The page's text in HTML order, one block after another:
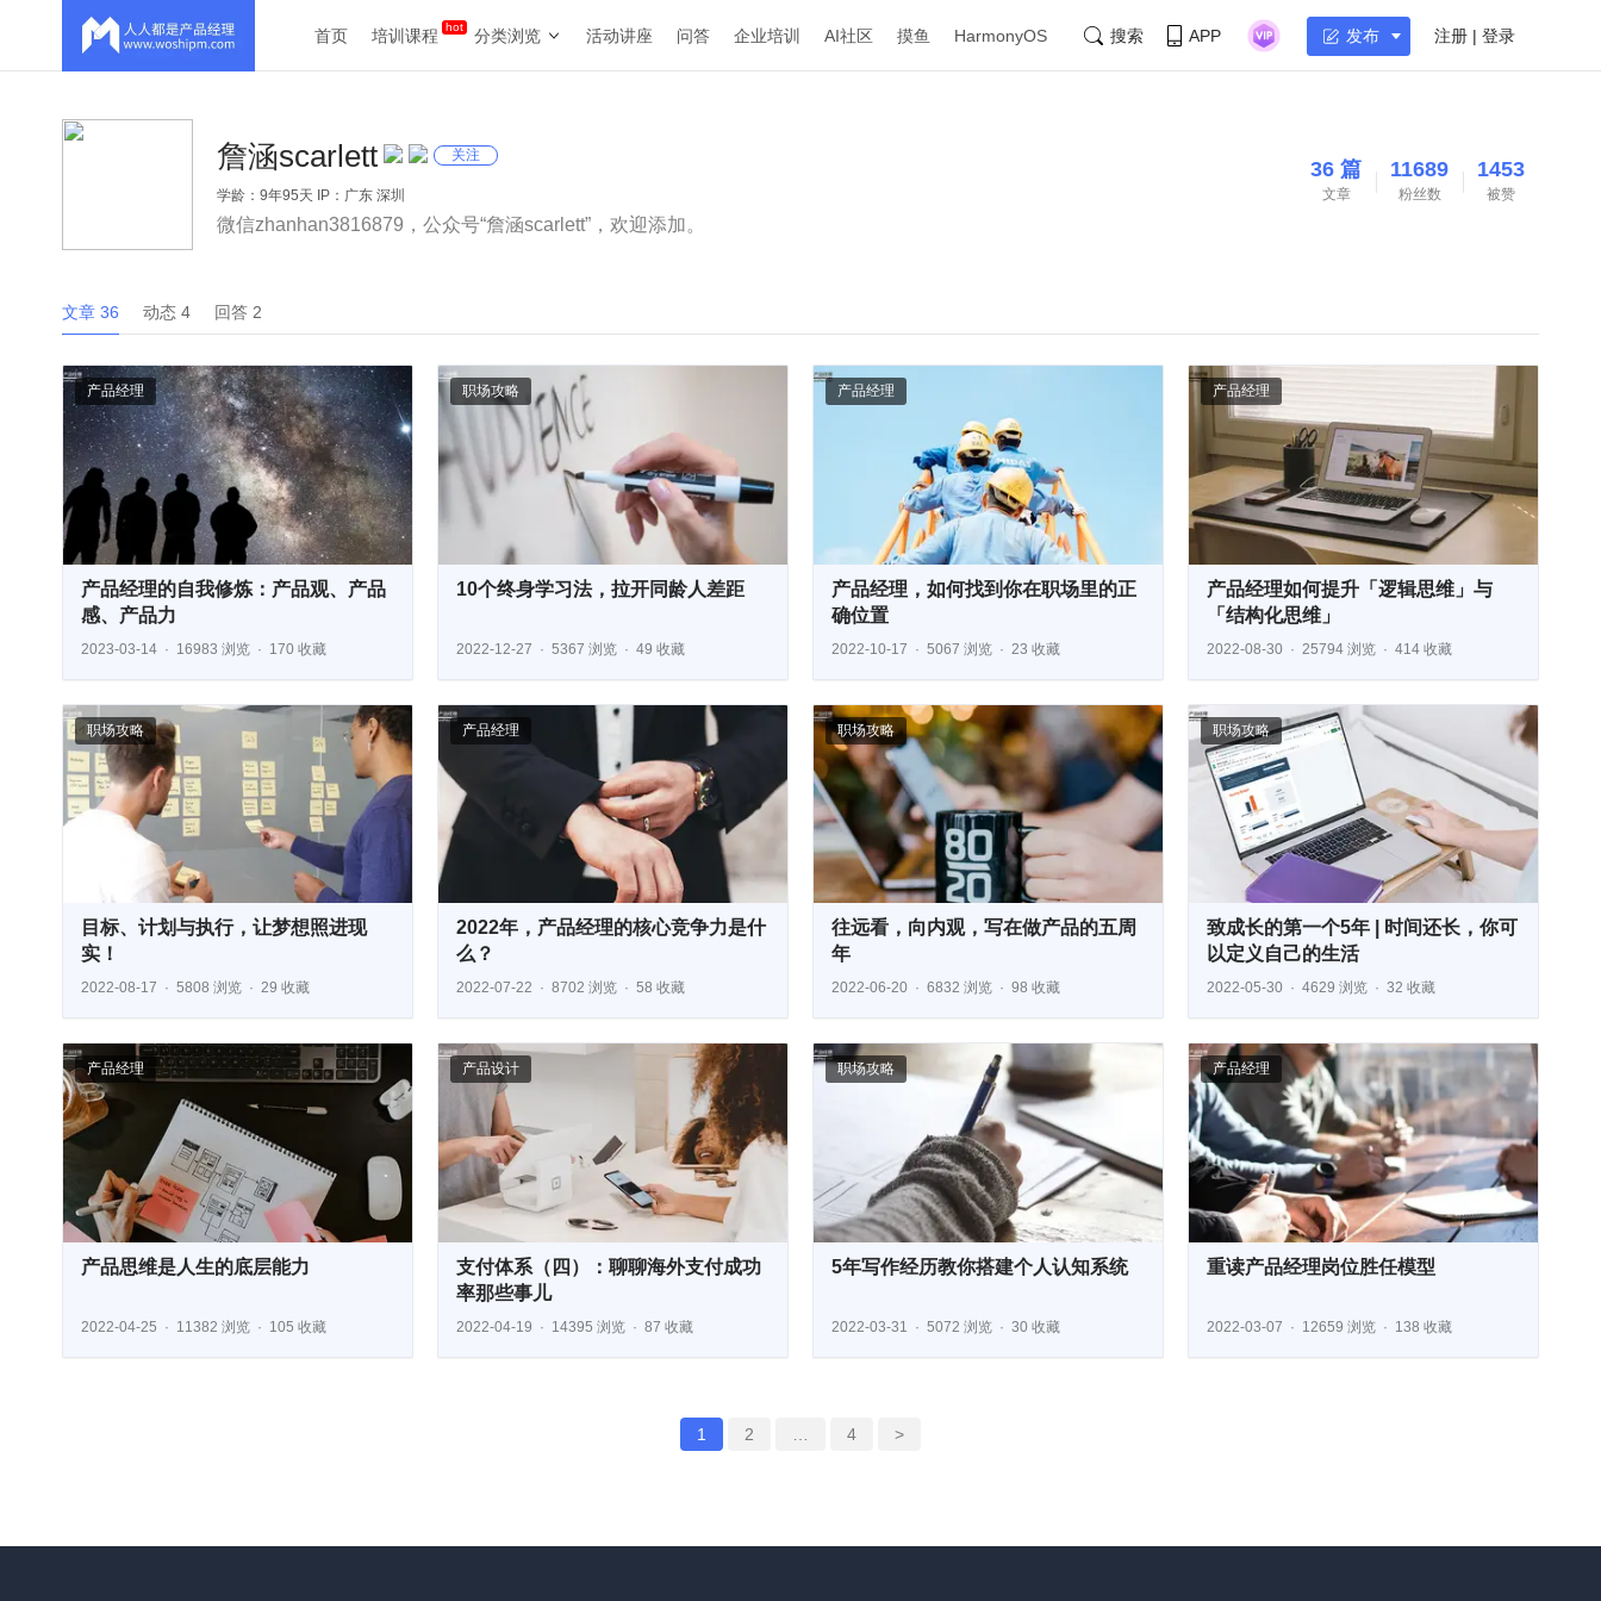
首页 培训课程 分类浏览 活动讲座 问答 企业培训 AI社区 摸鱼 HarmonyOS 搜索 APP 发布 注册 | 登录
詹涵scarlett 关注
学龄：9年95天 IP：广东 深圳
微信zhanhan3816879，公众号“詹涵scarlett”，欢迎添加。
36 篇
文章
11689
粉丝数
1453
被赞
文章 36 动态 4 回答 2
产品经理
产品经理的自我修炼：产品观、产品
感、产品力
2023-03-14 16983 浏览 170 收藏
职场攻略
10个终身学习法，拉开同龄人差距
2022-12-27 5367 浏览 49 收藏
产品经理
产品经理，如何找到你在职场里的正
确位置
2022-10-17 5067 浏览 23 收藏
产品经理
产品经理如何提升「逻辑思维」与
「结构化思维」
2022-08-30 25794 浏览 414 收藏
职场攻略
目标、计划与执行，让梦想照进现
实！
2022-08-17 5808 浏览 29 收藏
产品经理
2022年，产品经理的核心竞争力是什
么？
2022-07-22 8702 浏览 58 收藏
职场攻略
往远看，向内观，写在做产品的五周
年
2022-06-20 6832 浏览 98 收藏
职场攻略
致成长的第一个5年 | 时间还长，你可
以定义自己的生活
2022-05-30 4629 浏览 32 收藏
产品经理
产品思维是人生的底层能力
2022-04-25 11382 浏览 105 收藏
产品设计
支付体系（四）：聊聊海外支付成功
率那些事儿
2022-04-19 14395 浏览 87 收藏
职场攻略
5年写作经历教你搭建个人认知系统
2022-03-31 5072 浏览 30 收藏
产品经理
重读产品经理岗位胜任模型
2022-03-07 12659 浏览 138 收藏
1 2 4 >